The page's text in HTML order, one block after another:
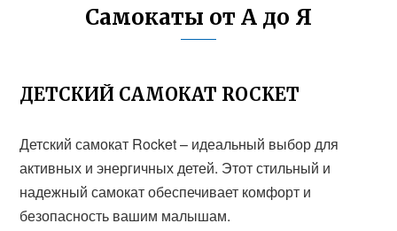
Самокаты от А до Я
ДЕТСКИЙ САМОКАТ ROCKET
Детский самокат Rocket – идеальный выбор для
активных и энергичных детей. Этот стильный и
надежный самокат обеспечивает комфорт и
безопасность вашим малышам.